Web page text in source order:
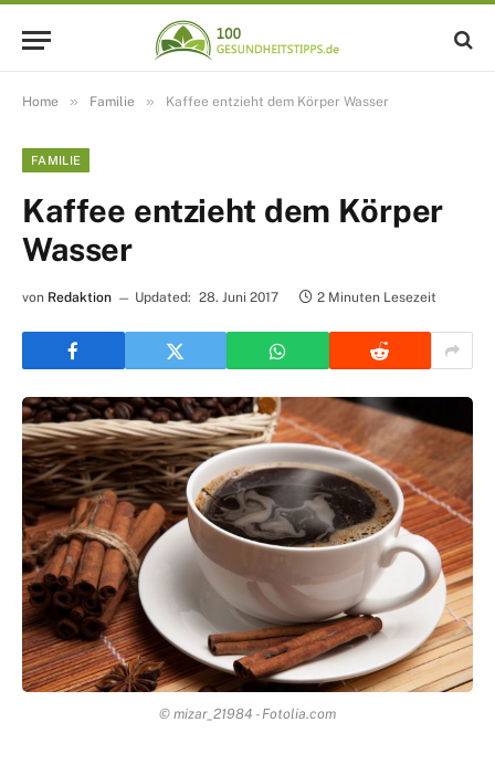
Home » Familie » Kaffee entzieht dem Körper Wasser
FAMILIE
Kaffee entzieht dem Körper
Wasser
von Redaktion Updated: 28. Juni 2017 2 Minuten Lesezeit
© mizar_21984 - Fotolia.com